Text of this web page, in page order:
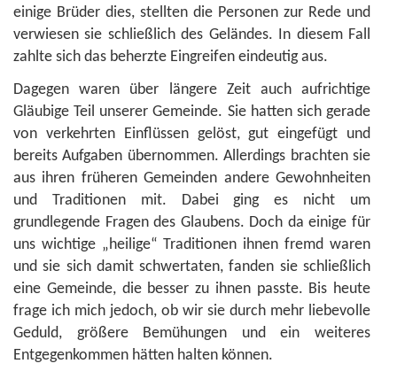
einige Brüder dies, stellten die Personen zur Rede und
verwiesen sie schließlich des Geländes. In diesem Fall
zahlte sich das beherzte Eingreifen eindeutig aus.
Dagegen waren über längere Zeit auch aufrichtige
Gläubige Teil unserer Gemeinde. Sie hatten sich gerade
von verkehrten Einflüssen gelöst, gut eingefügt und
bereits Aufgaben übernommen. Allerdings brachten sie
aus ihren früheren Gemeinden andere Gewohnheiten
und Traditionen mit. Dabei ging es nicht um
grundlegende Fragen des Glaubens. Doch da einige für
uns wichtige „heilige“ Traditionen ihnen fremd waren
und sie sich damit schwertaten, fanden sie schließlich
eine Gemeinde, die besser zu ihnen passte. Bis heute
frage ich mich jedoch, ob wir sie durch mehr liebevolle
Geduld, größere Bemühungen und ein weiteres
Entgegenkommen hätten halten können.